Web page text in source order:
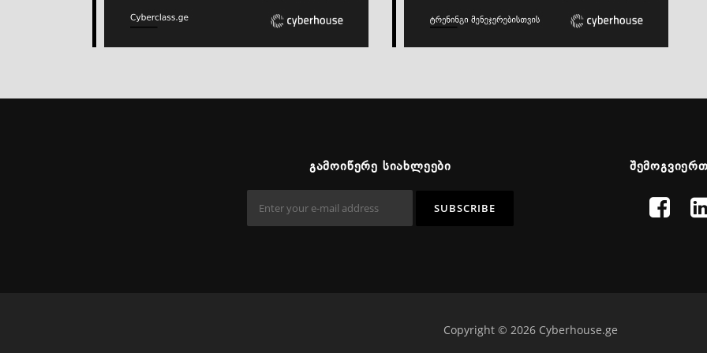
ᲒᲐᲛᲝᲘᲬᲔᲠᲔ ᲡᲘᲐᲮᲚᲔᲔᲑᲘ
Copyright © 2026 Cyberhouse.ge